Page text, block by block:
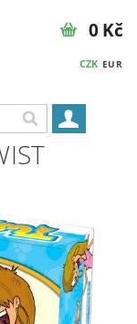
CZK EUR
0 Kč